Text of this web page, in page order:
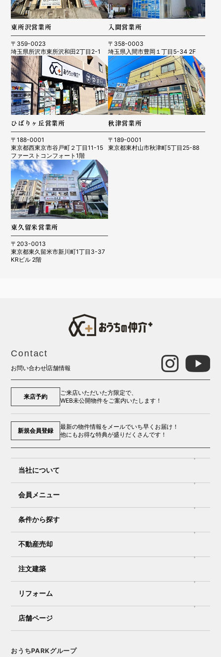
東所沢営業所
〒359-0023
埼玉県所沢市東所沢和田2丁目2-1
入間営業所
〒358-0003
埼玉県入間市豊岡１丁目5-34 2F
ひばりヶ丘営業所
〒188-0001
東京都西東京市谷戸町２丁目11-15
ファーストコンフォート1階
秋津営業所
〒189-0001
東京都東村山市秋津町5丁目25-88
東久留米営業所
〒203-0013
東京都東久留米市新川町1丁目3-37
KRビル 2階
Contact
お問い合わせ 店舗情報
来店予約
ご来店いただいた方限定で、
WEB未公開物件をご案内いたします！
新規会員登録
最新の物件情報をメールでいち早くお届け！
他にもお得な特典が盛りだくさんです！
当社について
会員メニュー
条件から探す
不動産売却
注文建築
リフォーム
店舗ページ
おうちPARKグループ